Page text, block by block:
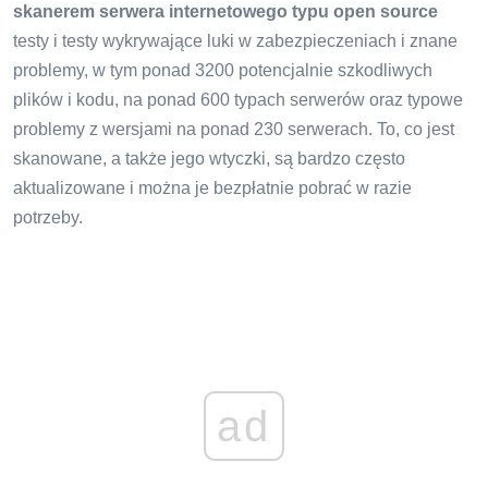
skanerem serwera internetowego typu open source
testy i testy wykrywające luki w zabezpieczeniach i znane
problemy, w tym ponad 3200 potencjalnie szkodliwych
plików i kodu, na ponad 600 typach serwerów oraz typowe
problemy z wersjami na ponad 230 serwerach. To, co jest
skanowane, a także jego wtyczki, są bardzo często
aktualizowane i można je bezpłatnie pobrać w razie
potrzeby.
ad